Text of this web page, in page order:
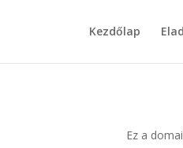
Kezdőlap
Ez a